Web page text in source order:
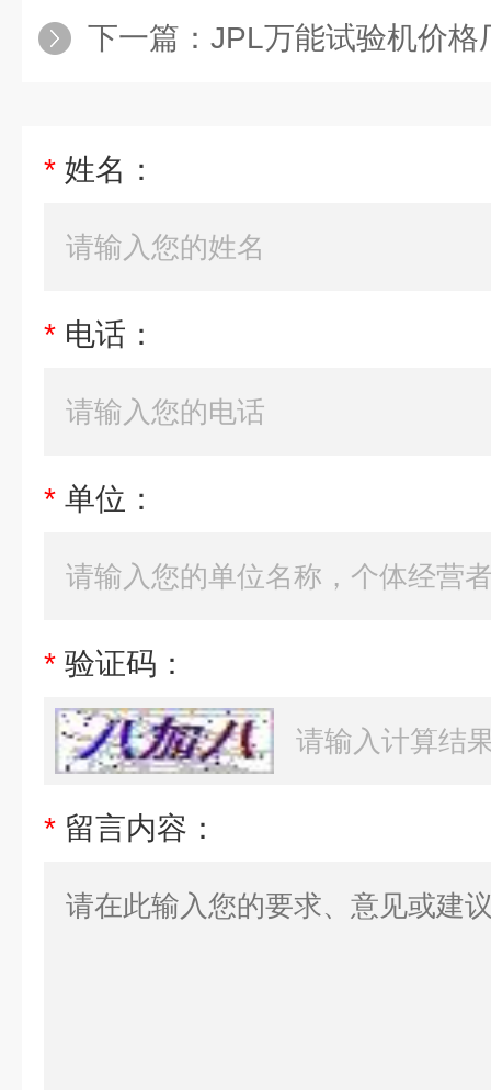
下一篇： JPL万能试验机价格厂商/万能试验
* 姓名：
* 电话：
* 单位：
* 验证码：
* 留言内容：